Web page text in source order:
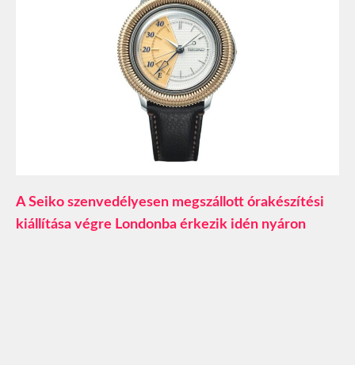
A Seiko szenvedélyesen megszállott órakészítési
kiállítása végre Londonba érkezik idén nyáron